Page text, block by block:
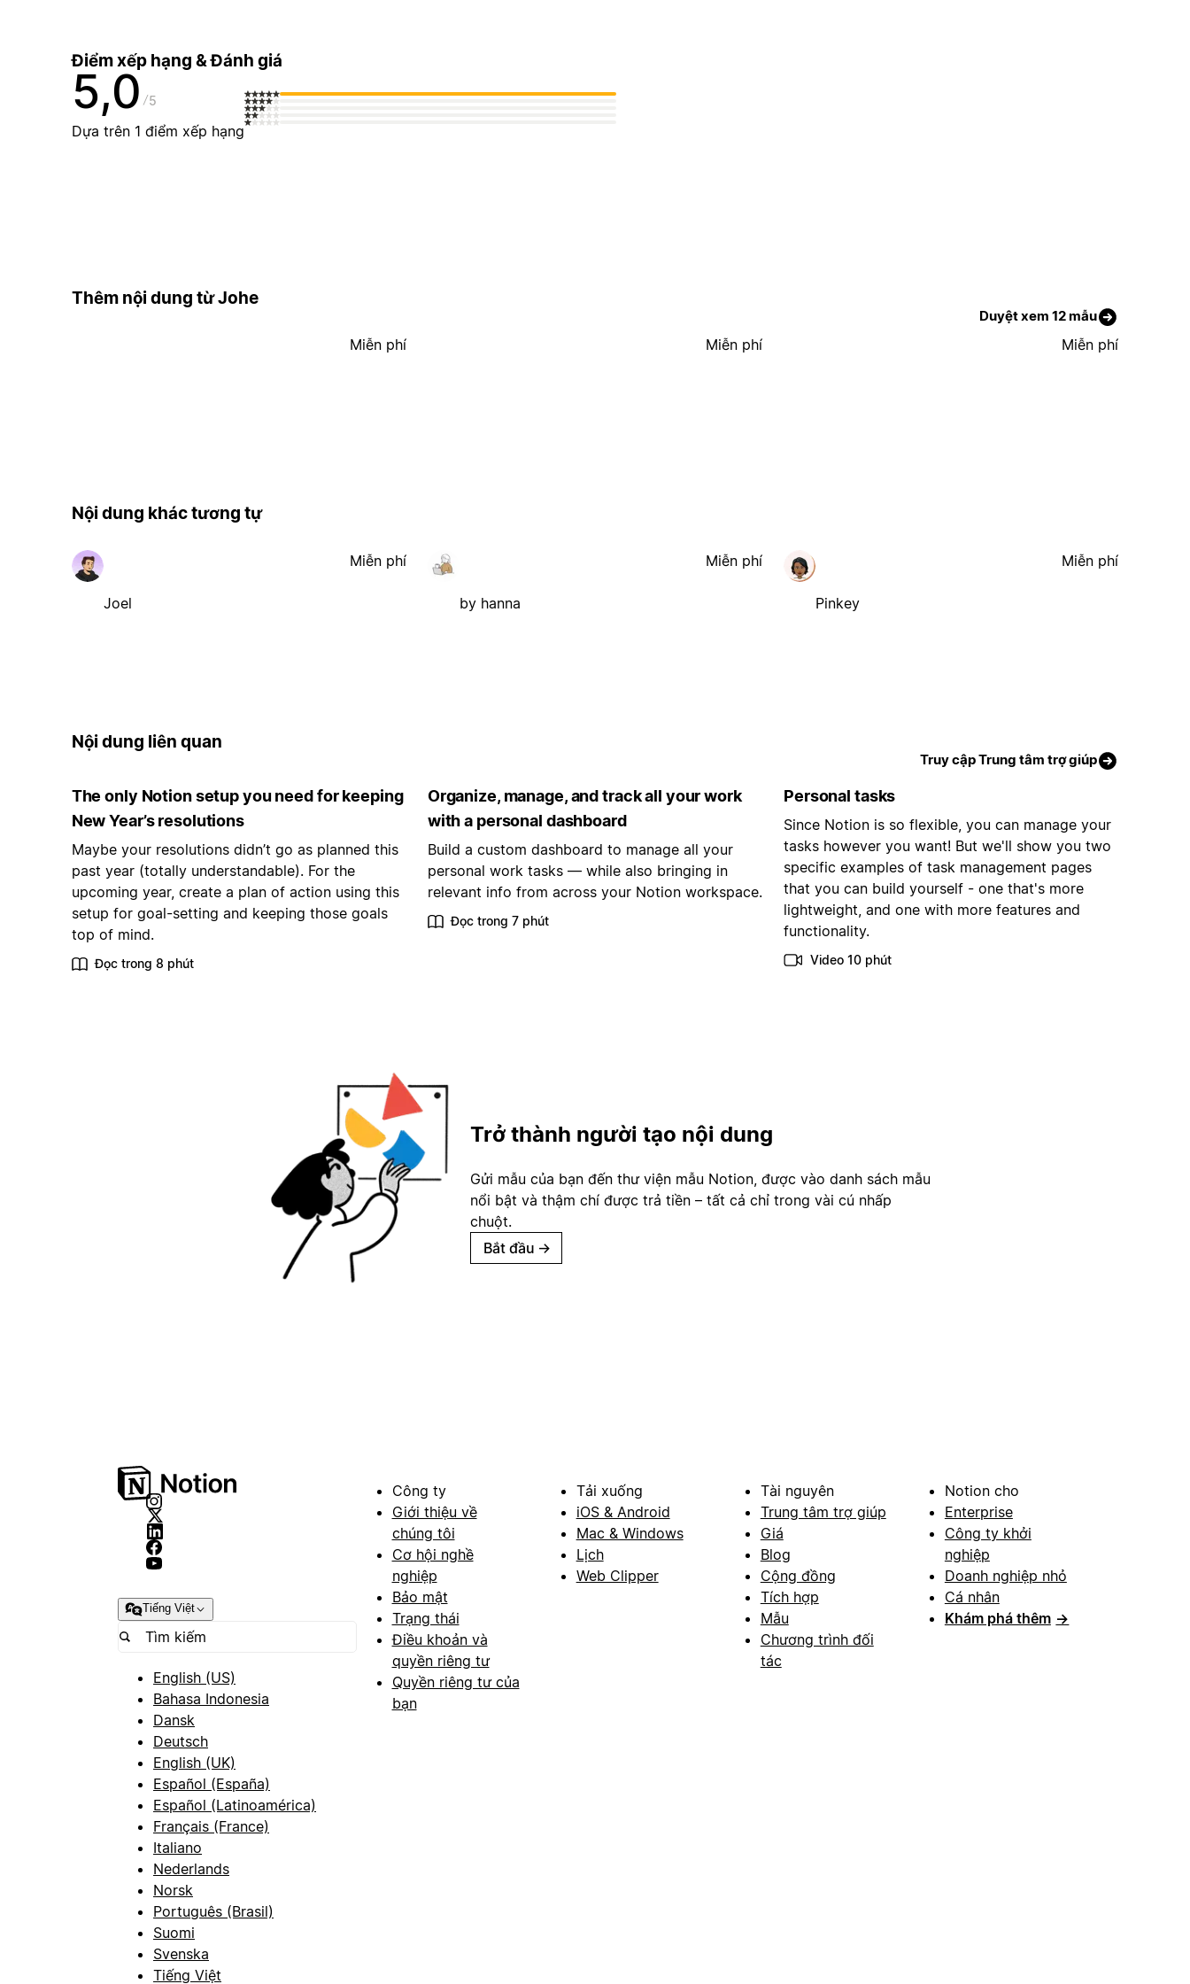
Điểm xếp hạng & Đánh giá
5,0 5
Dựa trên 1 điểm xếp hạng
Thêm nội dung từ Johe
Duyệt xem 12 mẫu
Miễn phí Miễn phí Miễn phí
Nội dung khác tương tự
Joel
Miễn phí
by hanna
Miễn phí
Pinkey
Miễn phí
Nội dung liên quan
Truy cập Trung tâm trợ giúp
The only Notion setup you need for keeping
New Year’s resolutions
Maybe your resolutions didn’t go as planned this
past year (totally understandable). For the
upcoming year, create a plan of action using this
setup for goal-setting and keeping those goals
top of mind.
Đọc trong 8 phút
Organize, manage, and track all your work
with a personal dashboard
Build a custom dashboard to manage all your
personal work tasks — while also bringing in
relevant info from across your Notion workspace.
Đọc trong 7 phút
Personal tasks
Since Notion is so flexible, you can manage your
tasks however you want! But we'll show you two
specific examples of task management pages
that you can build yourself - one that's more
lightweight, and one with more features and
functionality.
Video 10 phút
Trở thành người tạo nội dung
Gửi mẫu của bạn đến thư viện mẫu Notion, được vào danh sách mẫu
nổi bật và thậm chí được trả tiền – tất cả chỉ trong vài cú nhấp
chuột.
Bắt đầu →
Tiếng Việt
English (US)
Bahasa Indonesia
Dansk
Deutsch
English (UK)
Español (España)
Español (Latinoamérica)
Français (France)
Italiano
Nederlands
Norsk
Português (Brasil)
Suomi
Svenska
Tiếng Việt
Công ty
Giới thiệu về
chúng tôi
Cơ hội nghề
nghiệp
Bảo mật
Trạng thái
Điều khoản và
quyền riêng tư
Quyền riêng tư của
bạn
Tải xuống
iOS & Android
Mac & Windows
Lịch
Web Clipper
Tài nguyên
Trung tâm trợ giúp
Giá
Blog
Cộng đồng
Tích hợp
Mẫu
Chương trình đối
tác
Notion cho
Enterprise
Công ty khởi
nghiệp
Doanh nghiệp nhỏ
Cá nhân
Khám phá thêm →